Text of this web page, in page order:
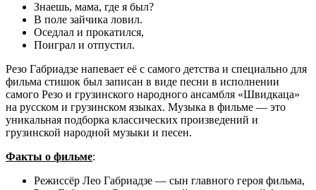
Знаешь, мама, где я был?
В поле зайчика ловил.
Оседлал и прокатился,
Поиграл и отпустил.
Резо Габриадзе напевает её с самого детства и специально для
фильма стишок был записан в виде песни в исполнении
самого Резо и грузинского народного ансамбля «Швидкаца»
на русском и грузинском языках. Музыка в фильме — это
уникальная подборка классических произведений и
грузинской народной музыки и песен.
Факты о фильме:
Режиссёр Лео Габриадзе — сын главного героя фильма,